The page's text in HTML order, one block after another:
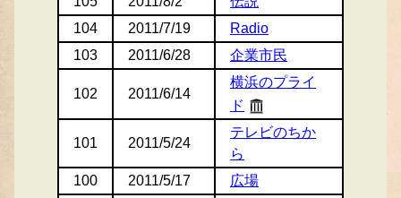
104
2011/7/19
Radio
103
2011/6/28 企業市民
102 2011/6/14
横浜のプライ
ド
101 2011/5/24
テレビのちか
ら
100
2011/5/17 広場